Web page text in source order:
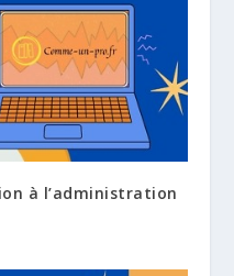
à l’administration